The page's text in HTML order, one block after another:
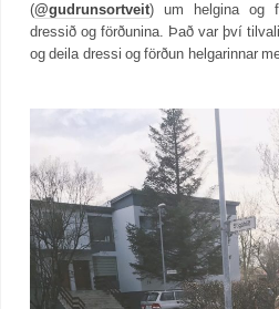
(@gudrunsortveit) um helgina og
dressið og förðunina. Það var því
og deila dressi og förðun helgarinnar